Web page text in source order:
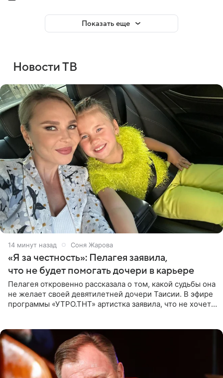
Показать еще
Новости ТВ
14 минут назад Соня Жарова
«Я за честность»: Пелагея заявила,
что не будет помогать дочери в карьере
Пелагея откровенно рассказала о том, какой судьбы она
не желает своей девятилетней дочери Таисии. В эфире
программы «УТРО.ТНТ» артистка заявила, что не хочет